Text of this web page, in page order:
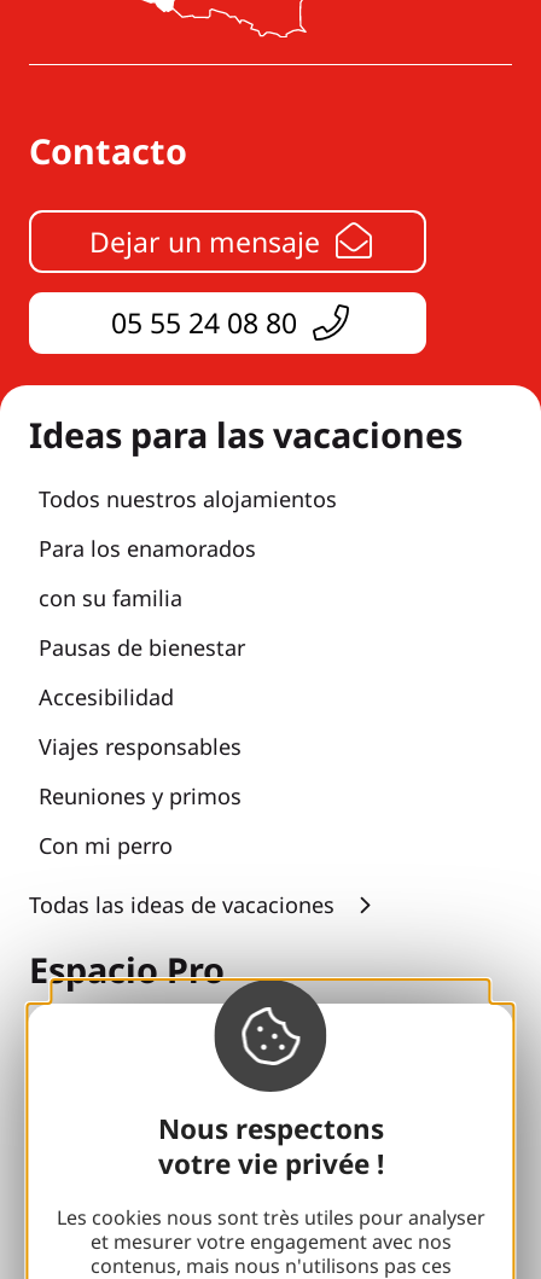
Nous respectons
votre vie privée !
Les cookies nous sont très utiles pour analyser
et mesurer votre engagement avec nos
contenus, mais nous n'utilisons pas ces
Contacto
Dejar un mensaje
05 55 24 08 80
Ideas para las vacaciones
Todos nuestros alojamientos
Para los enamorados
con su familia
Pausas de bienestar
Accesibilidad
Viajes responsables
Reuniones y primos
Con mi perro
Todas las ideas de vacaciones
Espacio Pro
100% Club Gaillard
Brive 100% Evento
Fototeca